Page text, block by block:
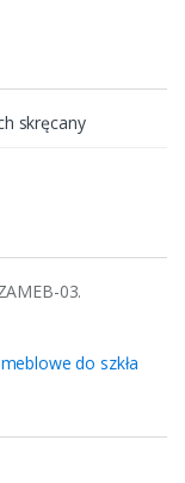
skręcany
03.
do szkła